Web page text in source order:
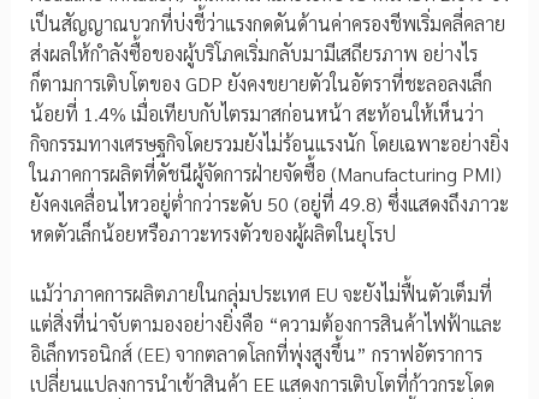
เป็นสัญญาณบวกที่บ่งชี้ว่าแรงกดดันด้านค่าครองชีพเริ่มคลี่คลาย
ส่งผลให้กำลังซื้อของผู้บริโภคเริ่มกลับมามีเสถียรภาพ อย่างไร
ก็ตามการเติบโตของ GDP ยังคงขยายตัวในอัตราที่ชะลอลงเล็ก
น้อยที่ 1.4% เมื่อเทียบกับไตรมาสก่อนหน้า สะท้อนให้เห็นว่า
กิจกรรมทางเศรษฐกิจโดยรวมยังไม่ร้อนแรงนัก โดยเฉพาะอย่างยิ่ง
ในภาคการผลิตที่ดัชนีผู้จัดการฝ่ายจัดซื้อ (Manufacturing PMI)
ยังคงเคลื่อนไหวอยู่ต่ำกว่าระดับ 50 (อยู่ที่ 49.8) ซึ่งแสดงถึงภาวะ
หดตัวเล็กน้อยหรือภาวะทรงตัวของผู้ผลิตในยุโรป
แม้ว่าภาคการผลิตภายในกลุ่มประเทศ EU จะยังไม่ฟื้นตัวเต็มที่
แต่สิ่งที่น่าจับตามองอย่างยิ่งคือ “ความต้องการสินค้าไฟฟ้าและ
อิเล็กทรอนิกส์ (EE) จากตลาดโลกที่พุ่งสูงขึ้น” กราฟอัตราการ
เปลี่ยนแปลงการนำเข้าสินค้า EE แสดงการเติบโตที่ก้าวกระโดด